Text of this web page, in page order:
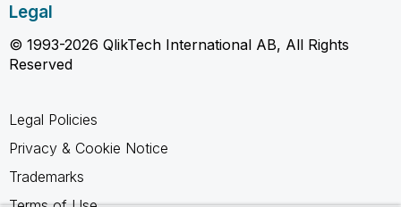
Legal
© 1993-2026 QlikTech International AB, All Rights
Reserved
Legal Policies
Privacy & Cookie Notice
Trademarks
Terms of Use